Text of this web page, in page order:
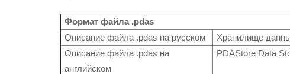
Формат файла .pdas
Описание файла .pdas на русском
Хранилище
Описание файла .pdas на
английском
PDAStore Data